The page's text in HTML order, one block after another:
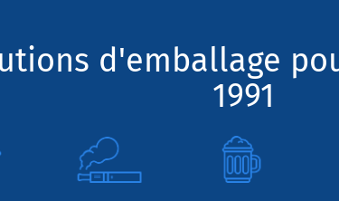
d'emballage
1991